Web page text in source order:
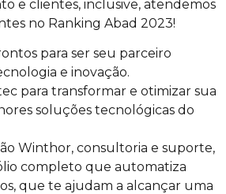
e clientes, inclusive, atendemos
no Ranking Abad 2023!
para ser seu parceiro
e inovação.
para transformar e otimizar sua
soluções tecnológicas do
Winthor, consultoria e suporte,
completo que automatiza
que te ajudam a alcançar uma